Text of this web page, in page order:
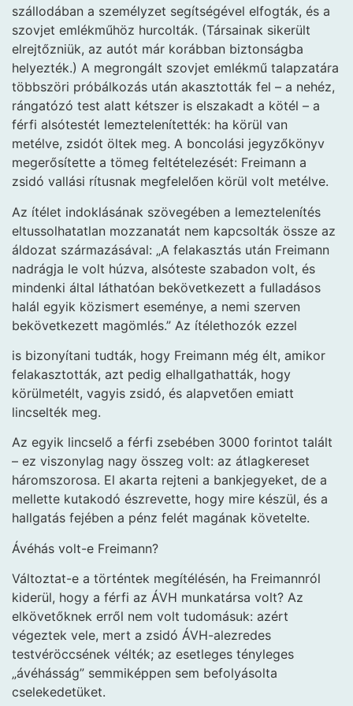
szállodában a személyzet segítségével elfogták, és a
szovjet emlékműhöz hurcolták. (Társainak sikerült
elrejtőzniük, az autót már korábban biztonságba
helyezték.) A megrongált szovjet emlékmű talapzatára
többszöri próbálkozás után akasztották fel – a nehéz,
rángatózó test alatt kétszer is elszakadt a kötél – a
férfi alsótestét lemeztelenítették: ha körül van
metélve, zsidót öltek meg. A boncolási jegyzőkönyv
megerősítette a tömeg feltételezését: Freimann a
zsidó vallási rítusnak megfelelően körül volt metélve.
Az ítélet indoklásának szövegében a lemeztelenítés
eltussolhatatlan mozzanatát nem kapcsolták össze az
áldozat származásával: „A felakasztás után Freimann
nadrágja le volt húzva, alsóteste szabadon volt, és
mindenki által láthatóan bekövetkezett a fulladásos
halál egyik közismert eseménye, a nemi szerven
bekövetkezett magömlés.” Az ítélethozók ezzel
is bizonyítani tudták, hogy Freimann még élt, amikor
felakasztották, azt pedig elhallgathatták, hogy
körülmetélt, vagyis zsidó, és alapvetően emiatt
lincselték meg.
Az egyik lincselő a férfi zsebében 3000 forintot talált
– ez viszonylag nagy összeg volt: az átlagkereset
háromszorosa. El akarta rejteni a bankjegyeket, de a
mellette kutakodó észrevette, hogy mire készül, és a
hallgatás fejében a pénz felét magának követelte.
Ávéhás volt-e Freimann?
Változtat-e a történtek megítélésén, ha Freimannról
kiderül, hogy a férfi az ÁVH munkatársa volt? Az
elkövetőknek erről nem volt tudomásuk: azért
végeztek vele, mert a zsidó ÁVH-alezredes
testvéröccsének vélték; az esetleges tényleges
„ávéhásság” semmiképpen sem befolyásolta
cselekedetüket.